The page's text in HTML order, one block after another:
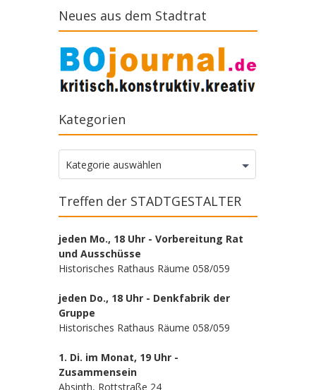
Neues aus dem Stadtrat
Kategorien
Kategorien
Kategorie auswählen
Treffen der STADTGESTALTER
jeden Mo., 18 Uhr - Vorbereitung Rat
und Ausschüsse
Historisches Rathaus Räume 058/059
jeden Do., 18 Uhr - Denkfabrik der
Gruppe
Historisches Rathaus Räume 058/059
1. Di. im Monat, 19 Uhr -
Zusammensein
Absinth, Rottstraße 24